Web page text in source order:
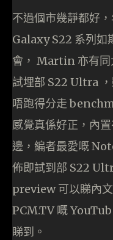
不過個市幾靜都好
Galaxy S22 系列如
會， Martin 亦有同
試埋部 S22 Ultra
唔跑得分走
感覺真係好正，內
邊，編者最愛嘅
佈即試到部 S22
preview 可以睇內
PCM.TV 嘅
睇到。